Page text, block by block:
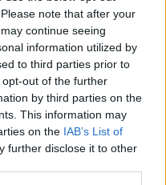
note that after your
continue seeing
information utilized by
to third parties prior to
out of the further
by third parties on the
This information may
on the IAB’s List of
further disclose it to other